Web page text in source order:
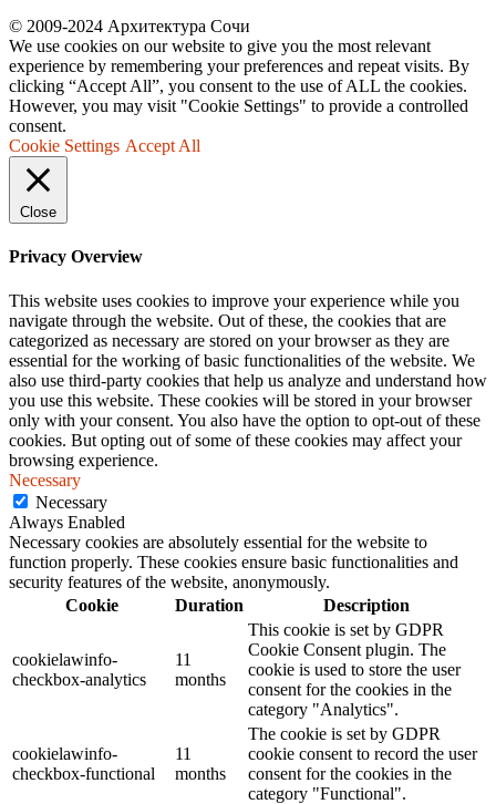
© 2009-2024 Архитектура Сочи
We use cookies on our website to give you the most relevant
experience by remembering your preferences and repeat visits. By
clicking “Accept All”, you consent to the use of ALL the cookies.
However, you may visit "Cookie Settings" to provide a controlled
consent.
Cookie Settings Accept All
Close
Privacy Overview
This website uses cookies to improve your experience while you
navigate through the website. Out of these, the cookies that are
categorized as necessary are stored on your browser as they are
essential for the working of basic functionalities of the website. We
also use third-party cookies that help us analyze and understand how
you use this website. These cookies will be stored in your browser
only with your consent. You also have the option to opt-out of these
cookies. But opting out of some of these cookies may affect your
browsing experience.
Necessary
Necessary
Always Enabled
Necessary cookies are absolutely essential for the website to
function properly. These cookies ensure basic functionalities and
security features of the website, anonymously.
Cookie
Duration Description
cookielawinfo-
checkbox-analytics
11
months
This cookie is set by GDPR
Cookie Consent plugin. The
cookie is used to store the user
consent for the cookies in the
category "Analytics".
cookielawinfo-
checkbox-functional
11
months
The cookie is set by GDPR
cookie consent to record the user
consent for the cookies in the
category "Functional".